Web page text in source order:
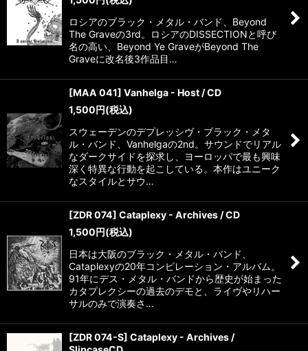
ロシアのブラック・メタル・バンド、Beyond
The Graveの3rd。ロシアのDISSECTIONと呼び
名の高い、Beyond Ye GraveがBeyond The
Graveに改名後3作品目…
[MAA 041] Vanhelga - Host / CD
1,500円(税込)
スウェーデンのデプレッシヴ・ブラック・メタ
ル・バンド、Vanhelgaの2nd。サウンドでリアル
なダークサイドを探求し、ヨーロッパで最も興味
深く特異な行動を起こしている。本作はユニーク
なスタイルとサウ…
[ZDR 074] Cataplexy - Archives / CD
1,500円(税込)
日本は大阪のブラック・メタル・バンド、
Cataplexyの20年コンピレーション・アルバム。
91年にデス・メタル・バンドから歴史が始まった
カタプレクシーの過去のデモと、ライヴやリハー
サルのみで演奏さ…
[ZDR 074-S] Cataplexy - Archives /